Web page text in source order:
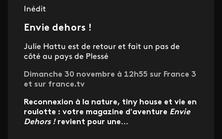
Inédit
Envie dehors !
Julie Hattu est de retour et fait un pas de
côté au pays de Plessé
Dimanche 30 novembre à 12h55 sur France 3
et sur france.tv
Reconnexion à la nature, tiny house et vie en
roulotte : votre magazine d'aventure Envie
Dehors !revient pour une...